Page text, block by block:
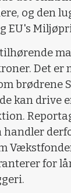
og den
EU's
Det er
brødrene
kan drive
handler
for